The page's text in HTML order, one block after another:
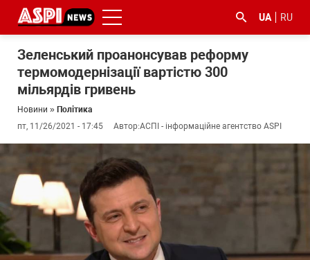
UA RU
Зеленський проанонсував реформу
термомодернізації вартістю 300
мільярдів гривень
Новини » Політика
пт, 11/26/2021 - 17:45
Автор:АСПІ - інформаційне агентство ASPI
#ООС
корупцією
#ДФС